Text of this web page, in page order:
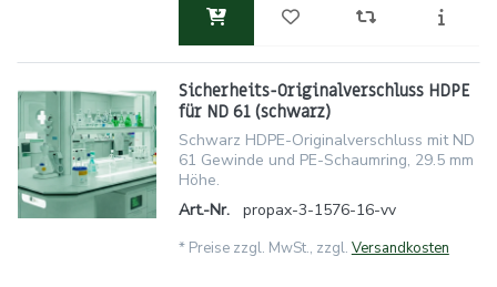
Sicherheits-Originalverschluss HDPE
für ND 61 (schwarz)
Schwarz HDPE-Originalverschluss mit ND
61 Gewinde und PE-Schaumring, 29.5 mm
Höhe.
Art.-Nr.
propax-3-1576-16-vv
* Preise zzgl. MwSt., zzgl. Versandkosten